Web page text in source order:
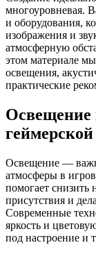
многоуровневая.
и оборудования,
изображения и
атмосферную
этом материале
освещения,
практические
Освещение
Освещение —
атмосферы в
помогает снизить
присутствия и
Современные
яркость и
под настроение и